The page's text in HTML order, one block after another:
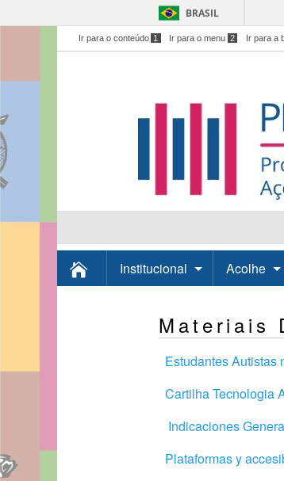
BRASIL
Ir para o conteúdo 1 Ir para o menu 2 Ir para a
Institucional Acolhe
Materiais
Estudantes Autistas
Cartilha Tecnologia
Indicaciones
Plataformas y